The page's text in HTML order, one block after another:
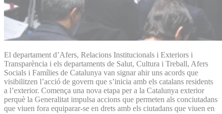
El departament d’Afers, Relacions Institucionals i Exteriors i
Transparència i els departaments de Salut, Cultura i Treball, Afers
Socials i Famílies de Catalunya van signar ahir uns acords que
visibilitzen l’acció de govern que s’inicia amb els catalans residents
a l’exterior. Comença una nova etapa per a la Catalunya exterior
perquè la Generalitat impulsa accions que permeten als conciutadans
que viuen fora equiparar-se en drets amb els ciutadans que viuen en